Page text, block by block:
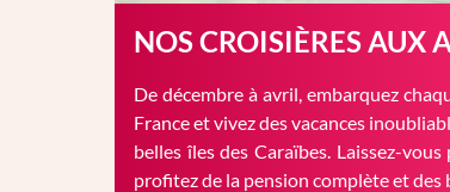
NOS CROISIÈRES AUX
De décembre à avril, embarquez
France et vivez des vacances
belles îles des Caraïbes. Laissez-
profitez de la pension complète et des